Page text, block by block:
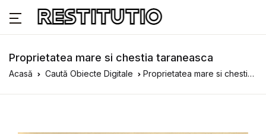
Proprietatea mare si chestia taraneasca
Acasă Caută Obiecte Digitale Proprietatea mare si chestia taraneasca